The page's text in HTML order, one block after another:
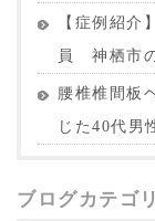
【症例紹介
員 神栖市
腰椎椎間板
じた40代男
ブログカテゴ